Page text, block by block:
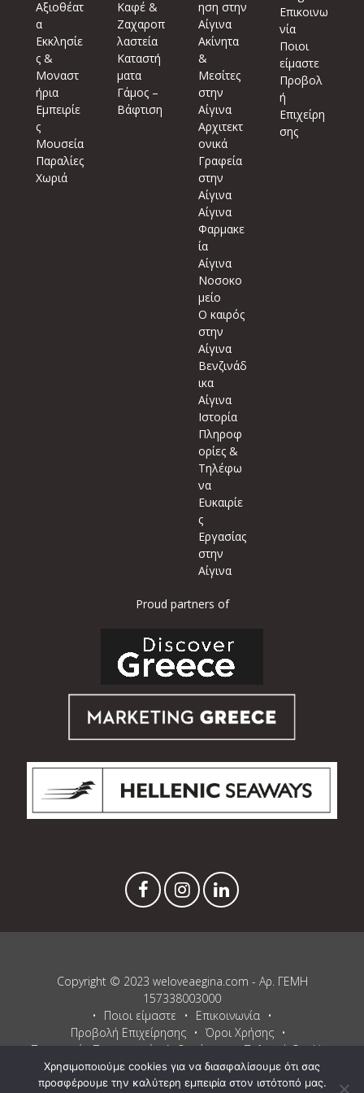
Αξιοθέατ
α
Εκκλησίε
ς &
Μοναστ
ήρια
Εμπειρίε
ς
Μουσεία
Παραλίες
Χωριά
Καφέ &
Ζαχαροπ
λαστεία
Καταστή
ματα
Γάμος –
Βάφτιση
ηση στην
Αίγινα
Ακίνητα
&
Μεσίτες
στην
Αίγινα
Αρχιτεκτ
ονικά
Γραφεία
στην
Αίγινα
Αίγινα
Φαρμακε
ία
Αίγινα
Νοσοκο
μείο
Ο καιρός
στην
Αίγινα
Βενζινάδ
ικα
Αίγινα
Ιστορία
Πληροφ
ορίες &
Τηλέφω
να
Ευκαιρίε
ς
Εργασίας
στην
Αίγινα
Επικοινω
νία
Ποιοι
είμαστε
Προβολ
ή
Επιχείρη
σης
Proud partners of
Copyright © 2023 weloveaegina.com - Αρ. ΓΕΜΗ
157338003000
Ποιοι είμαστε
Επικοινωνία
Προβολή Επιχείρησης
Όροι Χρήσης
Προστασία Προσωπικών Δεδομένων
Πολιτική Cookies
Proudly powered by WordPress andListablebyPixelgrade
Χρησιμοποιούμε cookies για να διασφαλίσουμε ότι σας
προσφέρουμε την καλύτερη εμπειρία στον ιστότοπό μας.